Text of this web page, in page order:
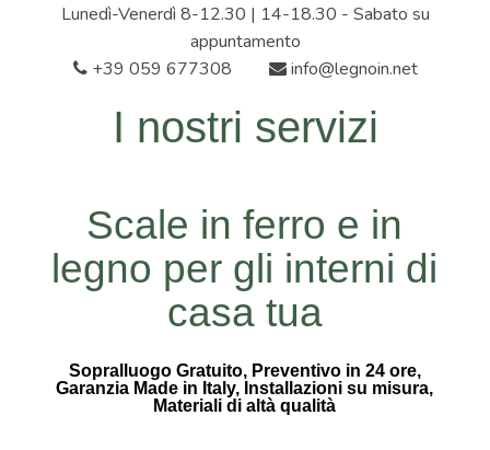
Lunedì-Venerdì 8-12.30 | 14-18.30 - Sabato su
appuntamento
+39 059 677308
info@legnoin.net
I nostri servizi
Scale in ferro e in
legno per gli interni di
casa tua
Sopralluogo Gratuito, Preventivo in 24 ore,
Garanzia Made in Italy, Installazioni su misura,
Materiali di altà qualità